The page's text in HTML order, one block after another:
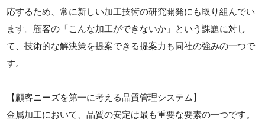
応するため、常に新しい加工技術の研究開発にも取り組んでい
ます。顧客の「こんな加工ができないか」という課題に対し
て、技術的な解決策を提案できる提案力も同社の強みの一つで
す。
【顧客ニーズを第一に考える品質管理システム】
金属加工において、品質の安定は最も重要な要素の一つです。